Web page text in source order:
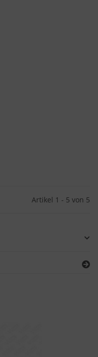
Artikel 1 - 5 von 5